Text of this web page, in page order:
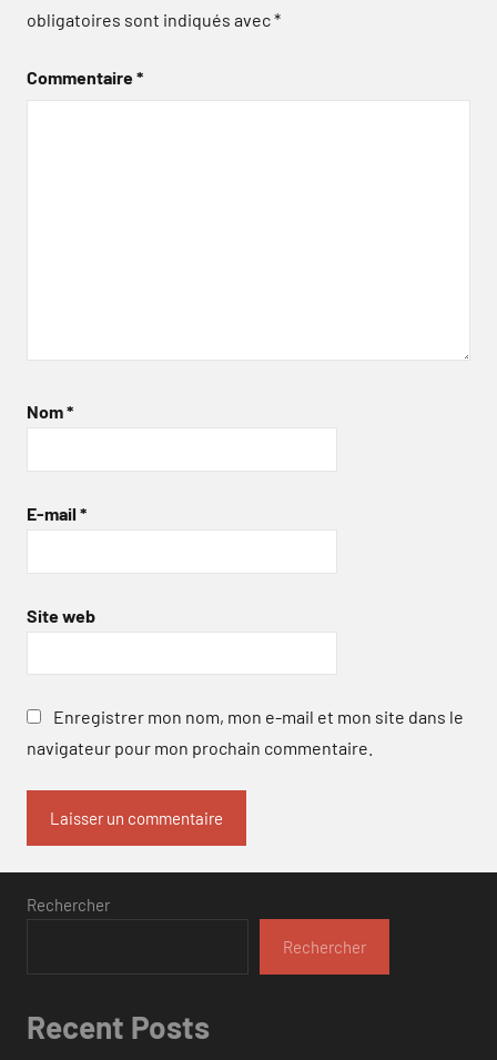
obligatoires sont indiqués avec*
Commentaire*
Nom*
E-mail *
Site web
Enregistrer mon nom, mon e-mail et mon site dans le
navigateur pour mon prochain commentaire.
Rechercher
Rechercher
Recent Posts